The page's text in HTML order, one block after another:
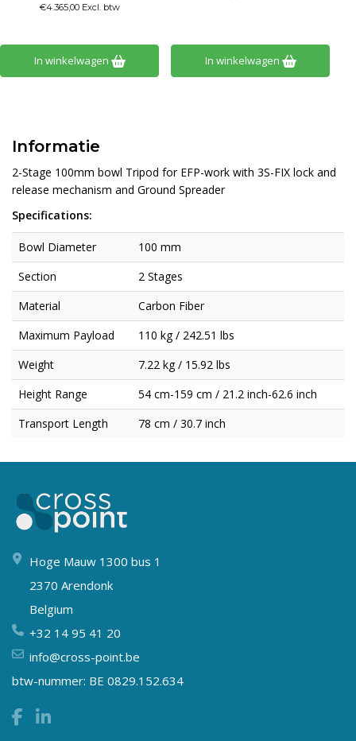
€4.365,00 Excl. btw
In winkelwagen In winkelwagen
Informatie
2-Stage 100mm bowl Tripod for EFP-work with 3S-FIX lock and
release mechanism and Ground Spreader
Specifications:
Bowl Diameter
100 mm
Section
2 Stages
Material
Carbon Fiber
Maximum Payload
110 kg / 242.51 lbs
Weight
7.22 kg / 15.92 lbs
Height Range
54 cm-159 cm / 21.2 inch-62.6 inch
Transport Length
78 cm / 30.7 inch
Hoge Mauw 1300 bus 1
2370 Arendonk
Belgium
+32 14 95 41 20
info@cross-point.be
btw-nummer: BE 0829.152.634